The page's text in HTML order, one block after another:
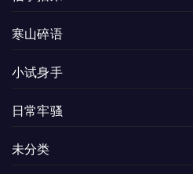
寒山碎语
小试身手
日常牢骚
未分类